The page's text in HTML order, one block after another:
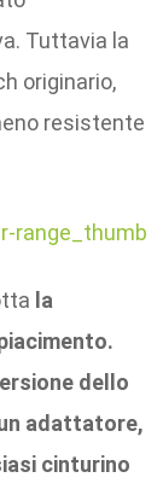
Tuttavia la
originario,
resistente
la
dello
adattatore,
cinturino